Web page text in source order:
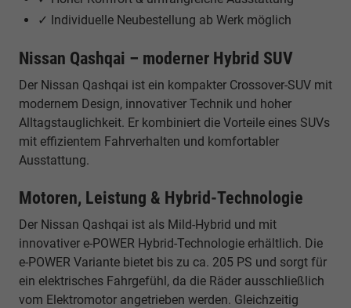
✓ Individuelle Neubestellung ab Werk möglich
Nissan Qashqai – moderner Hybrid SUV
Der Nissan Qashqai ist ein kompakter Crossover-SUV mit
modernem Design, innovativer Technik und hoher
Alltagstauglichkeit. Er kombiniert die Vorteile eines SUVs
mit effizientem Fahrverhalten und komfortabler
Ausstattung.
Motoren, Leistung & Hybrid-Technologie
Der Nissan Qashqai ist als Mild-Hybrid und mit
innovativer e-POWER Hybrid-Technologie erhältlich. Die
e-POWER Variante bietet bis zu ca. 205 PS und sorgt für
ein elektrisches Fahrgefühl, da die Räder ausschließlich
vom Elektromotor angetrieben werden. Gleichzeitig